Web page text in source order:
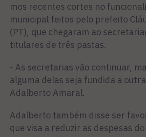
mos recentes cortes no
municipal feitos pelo prefeito
(PT), que chegaram ao
titulares de três pastas.
- As secretarias vão continuar,
alguma delas seja fundida a
Adalberto Amaral.
Adalberto também disse ser
que visa a reduzir as despesas